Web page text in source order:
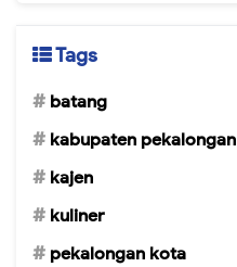
Tags
batang
kabupaten pekalongan
kajen
kuliner
pekalongan kota